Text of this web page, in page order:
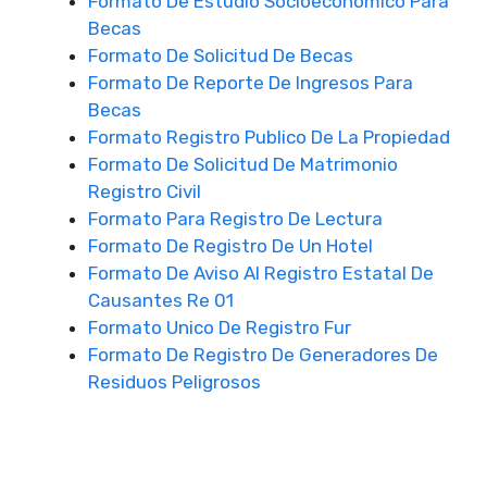
Becas
Formato De Solicitud De Becas
Formato De Reporte De Ingresos Para
Becas
Formato Registro Publico De La Propiedad
Formato De Solicitud De Matrimonio
Registro Civil
Formato Para Registro De Lectura
Formato De Registro De Un Hotel
Formato De Aviso Al Registro Estatal De
Causantes Re 01
Formato Unico De Registro Fur
Formato De Registro De Generadores De
Residuos Peligrosos